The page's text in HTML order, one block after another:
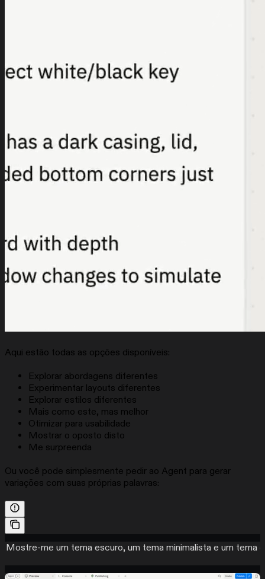
Aqui estão todas as opções disponíveis:
Explorar abordagens diferentes
Experimentar layouts diferentes
Explorar estilos diferentes
Mais como este, mas melhor
Otimizar para usabilidade
Mostrar o oposto disto
Me surpreenda
Ou você pode simplesmente pedir ao Agent para gerar
variações com suas próprias palavras:
Mostre-me um tema escuro, um tema minimalista e um tema